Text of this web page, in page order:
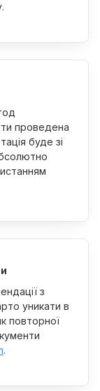
проведена
буде зі
з
уникати в
повторної
.